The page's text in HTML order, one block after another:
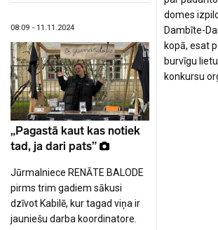
08:09 - 11.11.2024
„Pagastā kaut kas notiek
tad, ja dari pats”
Jūrmalniece RENĀTE BALODE
pirms trim gadiem sākusi
dzīvot Kabilē, kur tagad viņa ir
jauniešu darba koordinatore.
domes
Dambīte-
kopā, esat
burvīgu
konkursu